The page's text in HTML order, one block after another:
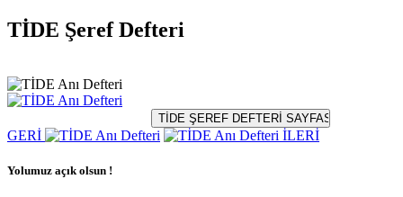
TİDE Şeref Defteri
GERİ İLERİ
Yolumuz açık olsun !